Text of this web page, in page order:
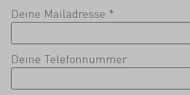
Deine Mailadresse *
Deine Telefonnummer